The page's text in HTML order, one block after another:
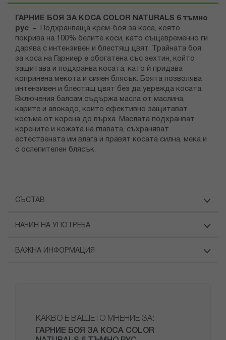
ГАРНИЕ БОЯ ЗА КОСА COLOR NATURALS 6 тъмно
рус -
Подхранваща крем-боя за коса, която
покрива на 100% белите коси, като същевременно ги
дарява с интензивен и блестящ цвят. Трайната боя
за коса на Гарниер е обогатена със зехтин, който
защитава и подхранва косата, като ѝ придава
копринена мекота и сияен блясък. Боята позволява
интензивен и блестящ цвят без да уврежда косата.
Включения балсам съдържа масла от маслина,
карите и авокадо, които ефективно защитават
косъма от корена до върха. Маслата подхранват
корените и кожата на главата, съхраняват
естествената им влага и правят косата силна, мека и
с ослепителен блясък.
СЪСТАВ
НАЧИН НА УПОТРЕБА
ВАЖНА ИНФОРМАЦИЯ
КАКВО Е ВАШЕТО МНЕНИЕ ЗА:
ГАРНИЕ БОЯ ЗА КОСА COLOR